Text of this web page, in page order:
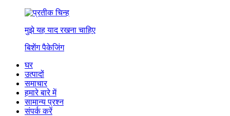
मुझे यह याद रखना चाहिए
बिशेंग पैकेजिंग
घर
उत्पादों
समाचार
हमारे बारे में
सामान्य प्रश्न
संपर्क करें